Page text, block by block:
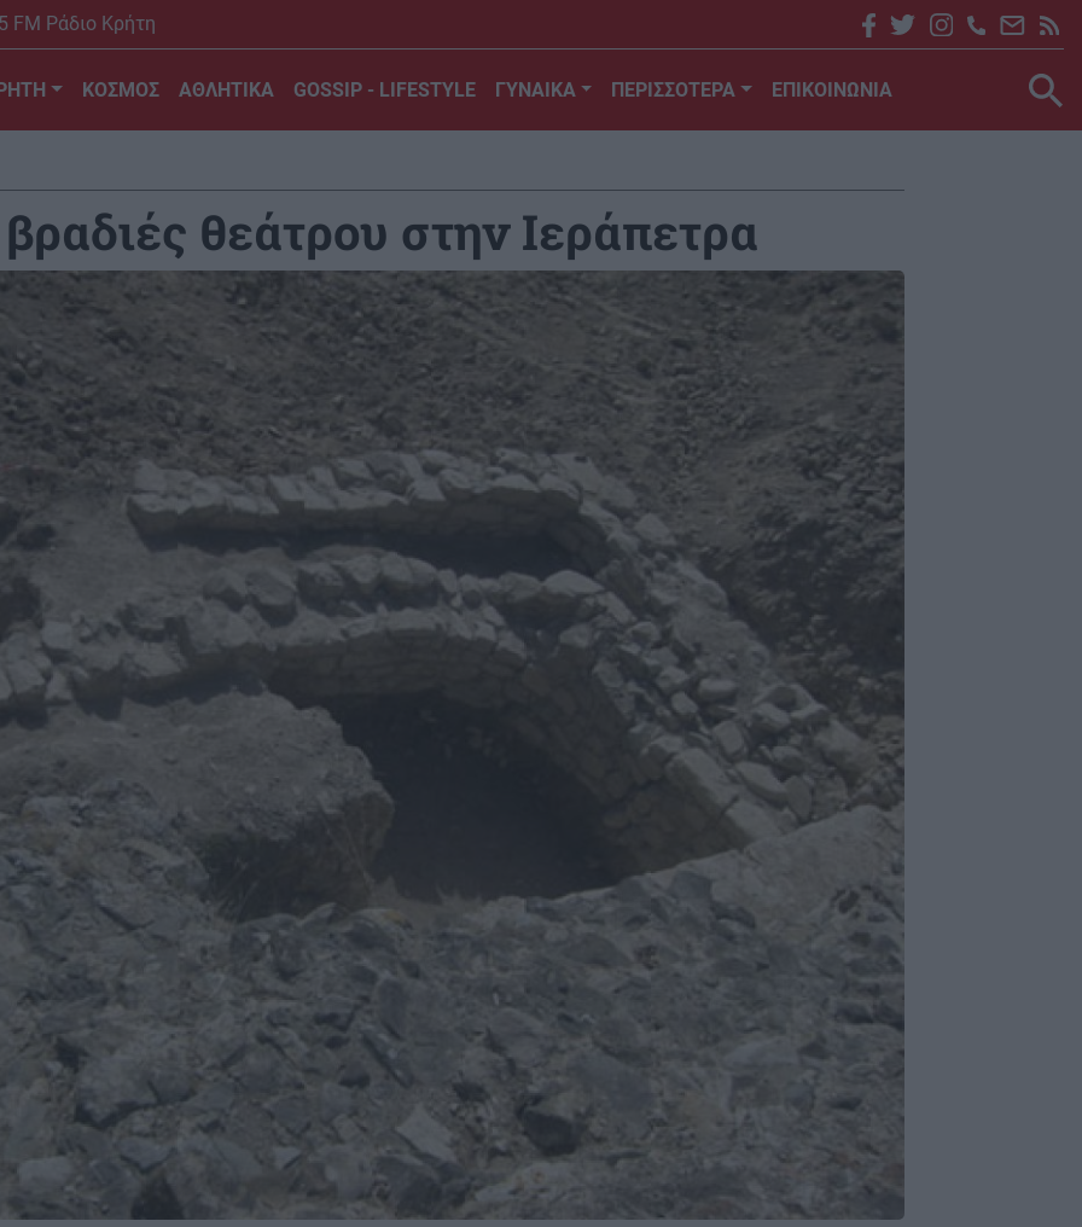
FM Ράδιο Κρήτη
ΚΟΣΜΟΣ ΑΘΛΗΤΙΚΑ GOSSIP - LIFESTYLE ΓΥΝΑΙΚΑ ΠΕΡΙΣΣΟΤΕΡΑ ΕΠΙΚΟΙΝΩΝΙΑ
βραδιές θεάτρου στην Ιεράπετρα